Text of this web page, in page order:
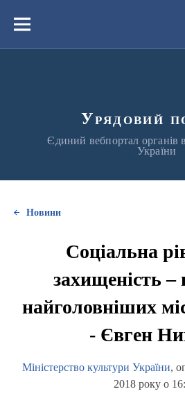
вмістуМеню
Урядовий
Єдиний вебпортал органів
України
Новини
Соціальна
захищеність –
найголовніших
- Євген
Міністерство культури України,
2018 року о